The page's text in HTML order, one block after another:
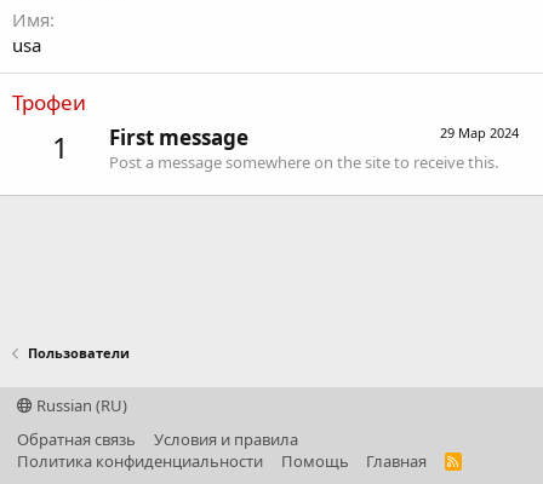
Имя
usa
Трофеи
1 29 Мар 2024
First message
Post a message somewhere on the site to receive this.
Пользователи
Russian (RU)
Обратная связь
Условия и правила
Политика конфиденциальности
Помощь Главная
R